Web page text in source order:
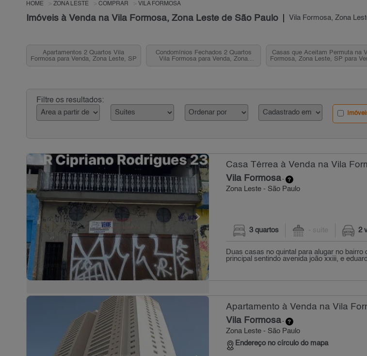
HOME ZONA LESTE COMPRAR VILA FORMOSA
Imóveis à Venda na Vila Formosa, Zona Leste de São Paulo Vila Formosa, Zona
Apartamentos 2 Quartos Vila
Formosa para Venda, Zona Leste, SP
Condomínios Fechados 2 Quartos
Vila Formosa para Venda, Zona
Casas que Aceitam Permuta na
Formosa, Zona Leste, SP para
Filtre os resultados:
Casa Térrea à Venda na Vila
Vila Formosa-
Zona Leste - São Paulo
3 quartos - suíte 2
Duas casas no quintal para alugar no
principal sentindo avenida joão xxiii, e
Apartamento à Venda na Vila
Vila Formosa-
Zona Leste - São Paulo
Endereço no círculo do mapa